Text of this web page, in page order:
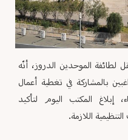
لطائفة الموحدين الدروز، أنّه
بالمشاركة في تغطية أعمال
إبلاغ المكتب اليوم لتأكيد
اللازمة.